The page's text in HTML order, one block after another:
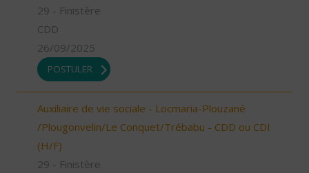
29 - Finistère
CDD
26/09/2025
POSTULER
Auxiliaire de vie sociale - Locmaria-Plouzané
/Plougonvelin/Le Conquet/Trébabu - CDD ou CDI
(H/F)
29 - Finistère